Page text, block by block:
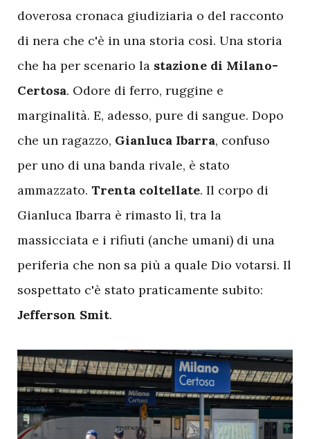
doverosa cronaca giudiziaria o del racconto
di nera che c'è in una storia così. Una storia
che ha per scenario la stazione di Milano-
Certosa. Odore di ferro, ruggine e
marginalità. E, adesso, pure di sangue. Dopo
che un ragazzo, Gianluca Ibarra, confuso
per uno di una banda rivale, è stato
ammazzato. Trenta coltellate. Il corpo di
Gianluca Ibarra è rimasto lì, tra la
massicciata e i rifiuti (anche umani) di una
periferia che non sa più a quale Dio votarsi. Il
sospettato c'è stato praticamente subito:
Jefferson Smit.